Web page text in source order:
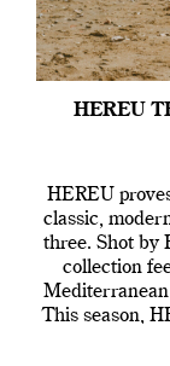
HEREU
HEREU
classic,
three. Shot by
collection
This season,